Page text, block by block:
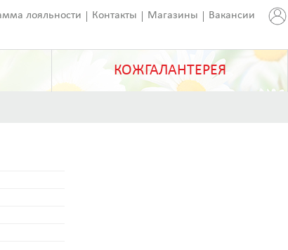
лояльности Контакты Магазины Вакансии
КОЖГАЛАНТЕРЕЯ